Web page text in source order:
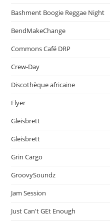
Bashment Boogie Reggae Night
BendMakeChange
Commons Café DRP
Crew-Day
Discothèque africaine
Flyer
Gleisbrett
Gleisbrett
Grin Cargo
GroovySoundz
Jam Session
Just Can't GEt Enough